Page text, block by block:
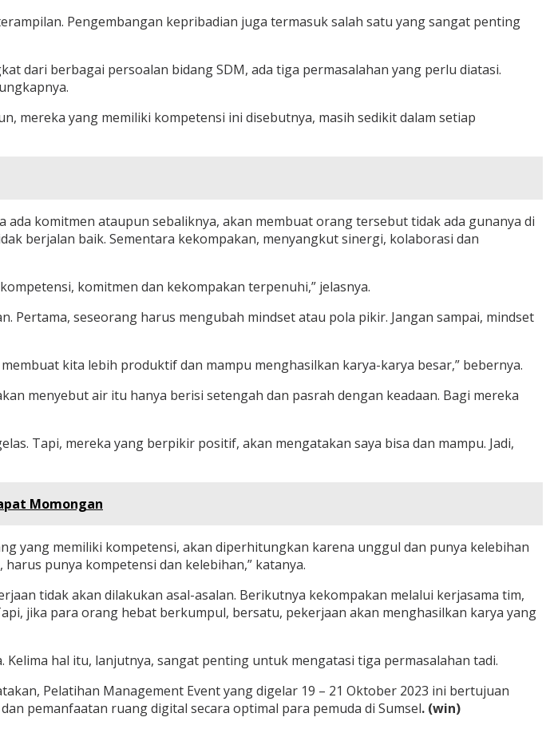
Pengembangan kepribadian juga termasuk salah satu yang sangat penting
dari berbagai persoalan bidang SDM, ada tiga permasalahan yang perlu diatasi.
mereka yang memiliki kompetensi ini disebutnya, masih sedikit dalam setiap
komitmen ataupun sebaliknya, akan membuat orang tersebut tidak ada gunanya di
berjalan baik. Sementara kekompakan, menyangkut sinergi, kolaborasi dan
komitmen dan kekompakan terpenuhi,” jelasnya.
Pertama, seseorang harus mengubah mindset atau pola pikir. Jangan sampai, mindset
kita lebih produktif dan mampu menghasilkan karya-karya besar,” bebernya.
menyebut air itu hanya berisi setengah dan pasrah dengan keadaan. Bagi mereka
Tapi, mereka yang berpikir positif, akan mengatakan saya bisa dan mampu. Jadi,
Momongan
yang memiliki kompetensi, akan diperhitungkan karena unggul dan punya kelebihan
punya kompetensi dan kelebihan,” katanya.
tidak akan dilakukan asal-asalan. Berikutnya kekompakan melalui kerjasama tim,
jika para orang hebat berkumpul, bersatu, pekerjaan akan menghasilkan karya yang
hal itu, lanjutnya, sangat penting untuk mengatasi tiga permasalahan tadi.
Pelatihan Management Event yang digelar 19 – 21 Oktober 2023 ini bertujuan
pemanfaatan ruang digital secara optimal para pemuda di Sumsel. (win)